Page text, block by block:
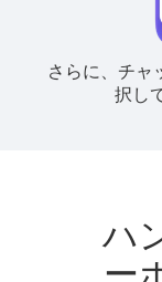
さらに、チャ
択し
ハ
ー